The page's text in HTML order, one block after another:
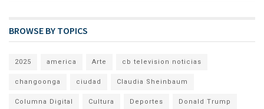
BROWSE BY TOPICS
2025 america Arte cb television noticias
changoonga ciudad Claudia Sheinbaum
Columna Digital Cultura Deportes Donald Trump